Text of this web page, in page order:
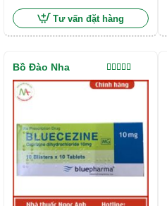
Tư vấn đặt hàng
Được xếp
hạng5.00
Bồ Đào Nha